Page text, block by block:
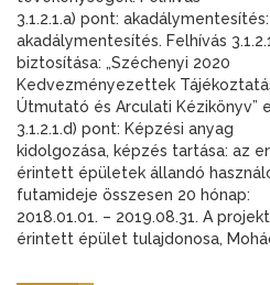
3.1.2.1.a) pont:
akadálymentesítés. Felhívás
biztosítása: „Széchenyi 2020
Kedvezményezettek
Útmutató és Arculati Kézikönyv”
3.1.2.1.d) pont: Képzési anyag
kidolgozása, képzés tartása: az
érintett épületek állandó
futamideje összesen 20 hónap:
2018.01.01. – 2019.08.31. A
érintett épület tulajdonosa,